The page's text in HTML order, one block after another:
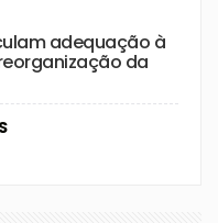
adequação à
da